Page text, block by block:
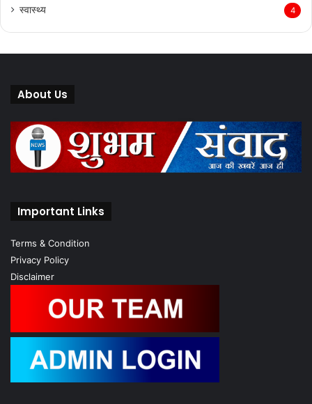
स्वास्थ्य 4
About Us
Important Links
Terms & Condition
Privacy Policy
Disclaimer